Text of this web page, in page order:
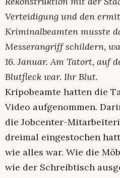
Verteidigung und den
Kriminalbeamten musste
Messerangriff schildern,
16. Januar. Am Tatort, auf
Blutfleck war. Ihr Blut.
Kripobeamte hatten die
Video aufgenommen.
die Jobcenter-
dreimal eingestochen
wie alles war. Wie die
wie der Schreibtisch